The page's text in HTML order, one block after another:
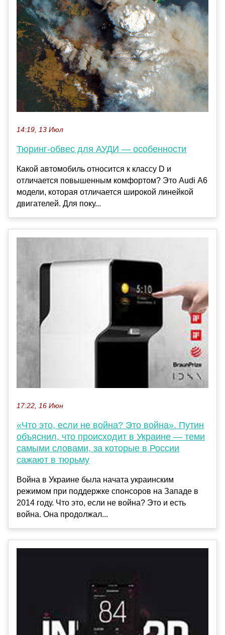
14:19, 13 Июл
Тюринг-обвес для АУДИ — особенности
Какой автомобиль относится к классу D и
отличается повышенным комфортом? Это Audi А6
модели, которая отличается широкой линейкой
двигателей. Для поку...
17:22, 16 Июн
«Что это, если не война? Это война». Путин
объяснил, что происходит в Украине — теми
самыми словами, за которые в России
сажают в тюрьму
Война в Украине была начата украинским
режимом при поддержке спонсоров на Западе в
2014 году. Что это, если не война? Это и есть
война. Она продолжал...